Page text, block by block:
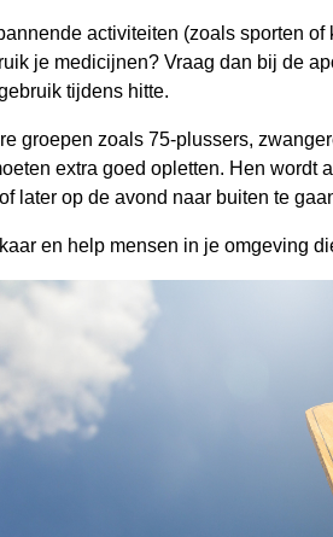
activiteiten (zoals sporten
je medicijnen? Vraag dan bij de
tijdens hitte.
groepen zoals 75-plussers,
extra goed opletten. Hen wordt
later op de avond naar buiten te
en help mensen in je omgeving